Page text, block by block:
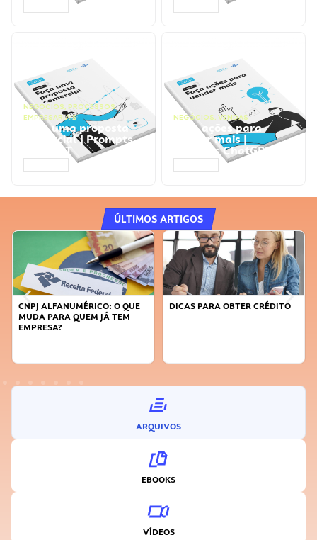
NEGÓCIOS, PROCESSOS
EMPRESARIAIS
Faça uma proposta
comercial | Prompts
ChatGPT
NEGÓCIOS, VENDAS
Faça ações para
vender mais |
Prompts ChatGPT
ÚLTIMOS ARTIGOS
CNPJ ALFANUMÉRICO: O QUE
MUDA PARA QUEM JÁ TEM
EMPRESA?
DICAS PARA OBTER CRÉDITO
ARQUIVOS
EBOOKS
VÍDEOS